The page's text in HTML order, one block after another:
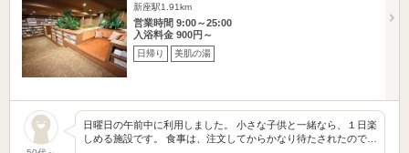
新座駅1.91km
営業時間 9:00～25:00
入浴料金 900円～
日帰り 美肌の湯
日曜日の午前中に利用しました。 小さな子供と一緒なら、１日楽
しめる施設です。 食事は、注文してからかなり待たされたので…